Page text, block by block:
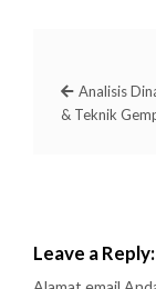
Analisis
& Teknik
Leave a Reply: